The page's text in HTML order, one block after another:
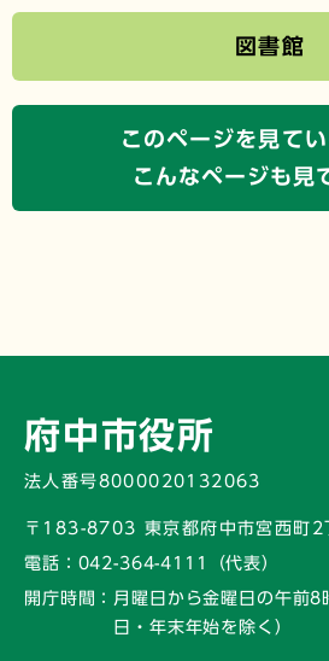
図書館
このページを見てい
こんなページも見
府中市役所
法人番号8000020132063
〒183-8703 東京都府中市宮西町2
電話： 042-364-4111（代表）
開庁時間： 月曜日から金曜日の午前8
日・年末年始を除く）